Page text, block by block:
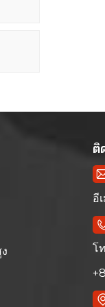
ติ
อี
โ